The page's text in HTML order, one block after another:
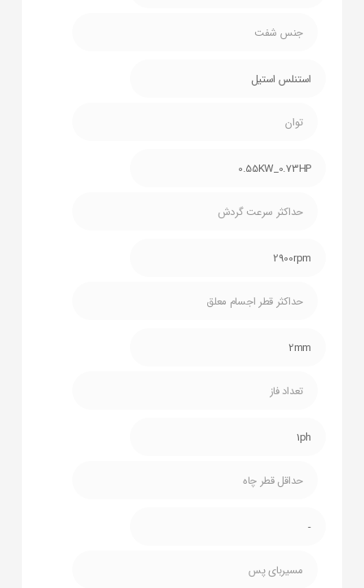
جنس شفت
استنلس استیل
توان
0.55KW_0.73HP
حداکثر سرعت گردش
2900rpm
حداکثر قطر اجسام معلق
2mm
تعداد فاز
1ph
حداقل قطر چاه
-
مسیربای پس